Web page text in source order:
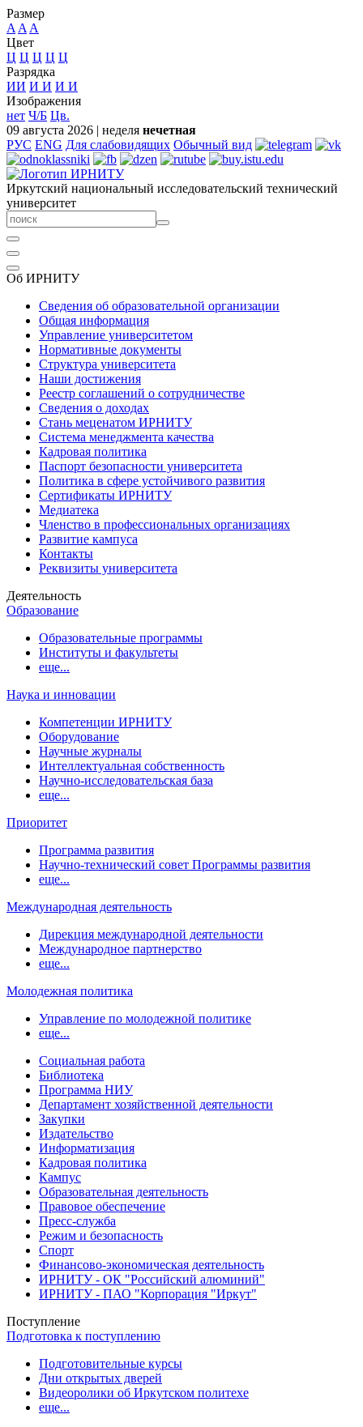
Размер
A A A
Цвет
Ц Ц Ц Ц Ц
Разрядка
ИИ И И И И
Изображения
нет Ч/Б Цв.
09 августа 2026 | неделя нечетная
РУС ENG Для слабовидящих Обычный вид
Иркутский национальный исследовательский технический
университет
Об ИРНИТУ
Сведения об образовательной организации
Общая информация
Управление университетом
Нормативные документы
Структура университета
Наши достижения
Реестр соглашений о сотрудничестве
Сведения о доходах
Стань меценатом ИРНИТУ
Система менеджмента качества
Кадровая политика
Паспорт безопасности университета
Политика в сфере устойчивого развития
Сертификаты ИРНИТУ
Медиатека
Членство в профессиональных организациях
Развитие кампуса
Контакты
Реквизиты университета
Деятельность
Образование
Образовательные программы
Институты и факультеты
еще...
Наука и инновации
Компетенции ИРНИТУ
Оборудование
Научные журналы
Интеллектуальная собственность
Научно-исследовательская база
еще...
Приоритет
Программа развития
Научно-технический совет Программы развития
еще...
Международная деятельность
Дирекция международной деятельности
Международное партнерство
еще...
Молодежная политика
Управление по молодежной политике
еще...
Социальная работа
Библиотека
Программа НИУ
Департамент хозяйственной деятельности
Закупки
Издательство
Информатизация
Кадровая политика
Кампус
Образовательная деятельность
Правовое обеспечение
Пресс-служба
Режим и безопасность
Спорт
Финансово-экономическая деятельность
ИРНИТУ - ОК "Российский алюминий"
ИРНИТУ - ПАО "Корпорация "Иркут"
Поступление
Подготовка к поступлению
Подготовительные курсы
Дни открытых дверей
Видеоролики об Иркутском политехе
еще...